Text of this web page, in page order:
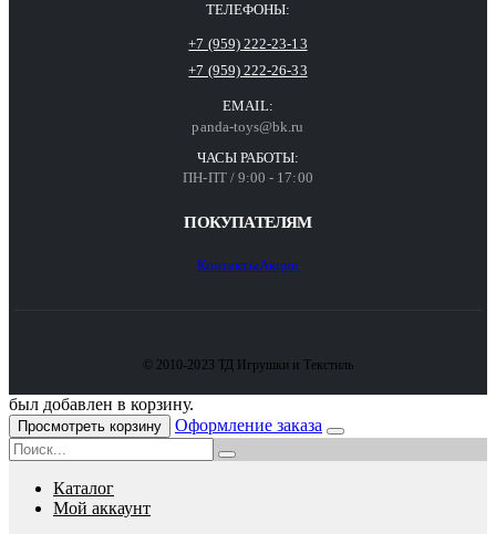
ТЕЛЕФОНЫ:
+7 (959) 222-23-13
+7 (959) 222-26-33
EMAIL:
panda-toys@bk.ru
ЧАСЫ РАБОТЫ:
ПН-ПТ / 9:00 - 17:00
ПОКУПАТЕЛЯМ
КонтактыАкции
© 2010-2023 ТД Игрушки и Текстиль
был добавлен в корзину.
Просмотреть корзину Оформление заказа
Каталог
Мой аккаунт